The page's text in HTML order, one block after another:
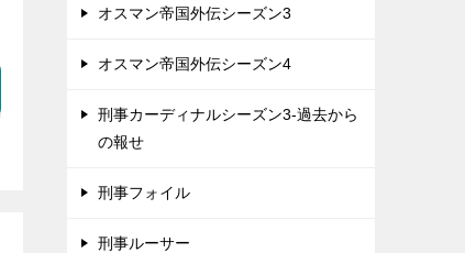
オスマン帝国外伝シーズン3
オスマン帝国外伝シーズン4
刑事カーディナルシーズン3-過去から
の報せ
刑事フォイル
刑事ルーサー